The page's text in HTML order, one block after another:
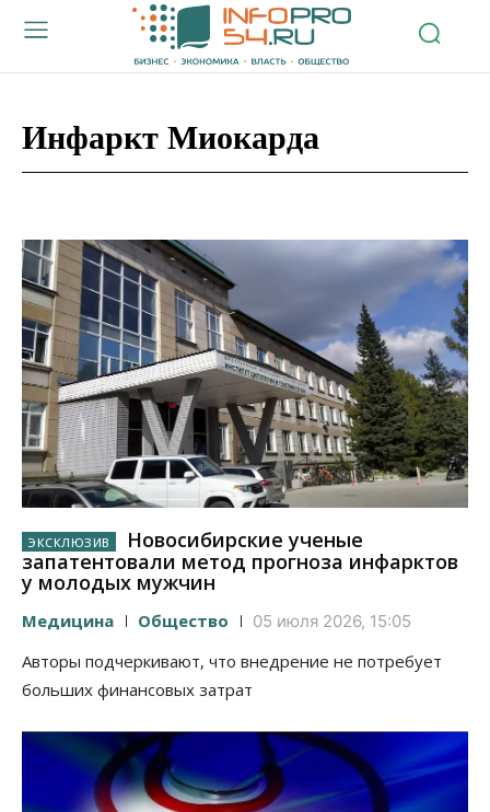
Инфаркт Миокарда
Новосибирские ученые
запатентовали метод прогноза инфарктов
у молодых мужчин
Медицина Общество 05 июля 2026, 15:05
Авторы подчеркивают, что внедрение не потребует
больших финансовых затрат